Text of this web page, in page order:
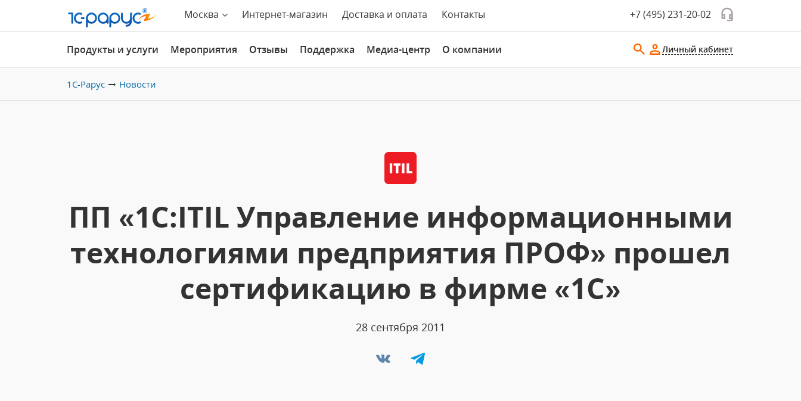
Москва Интернет-магазин Доставка и оплата Контакты +7 (495) 231-20-02
Продукты и услуги Мероприятия Отзывы Поддержка Медиа-центр О компании Личный кабинет
1С-Рарус Новости
ПП «1C:ITIL Управление информационными
технологиями предприятия ПРОФ» прошел
сертификацию в фирме «1С»
28 сентября 2011